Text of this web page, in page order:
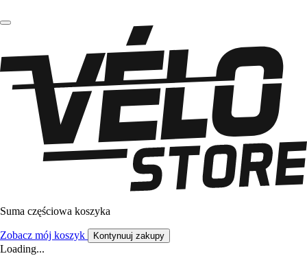
Suma częściowa koszyka
Zobacz mój koszyk Kontynuuj zakupy
Loading...